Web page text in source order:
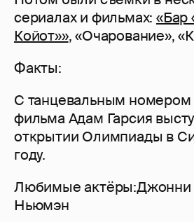
сериалах и фильмах:«Бар
Койот»», «Очарование»,
Факты:
С танцевальным номером
фильма Адам Гарсия
открытии Олимпиады в
году.
Любимые актёры:Джонни
Ньюмэн